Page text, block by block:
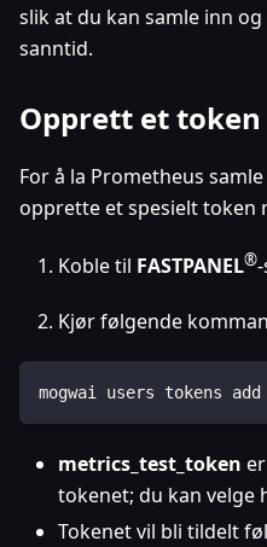
slik at du kan samle inn
sanntid.
Opprett et token
For å la Prometheus
opprette et spesielt token
Koble til FASTPANEL®
Kjør følgende
mogwai users tokens
metrics_test_token
tokenet; du kan velge
Tokenet vil bli tildelt